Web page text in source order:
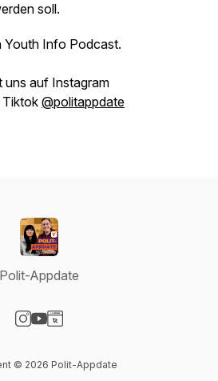
soll.
Youth Info Podcast.
uns auf Instagram
Tiktok @politappdate
Polit-Appdate
© 2026 Polit-Appdate